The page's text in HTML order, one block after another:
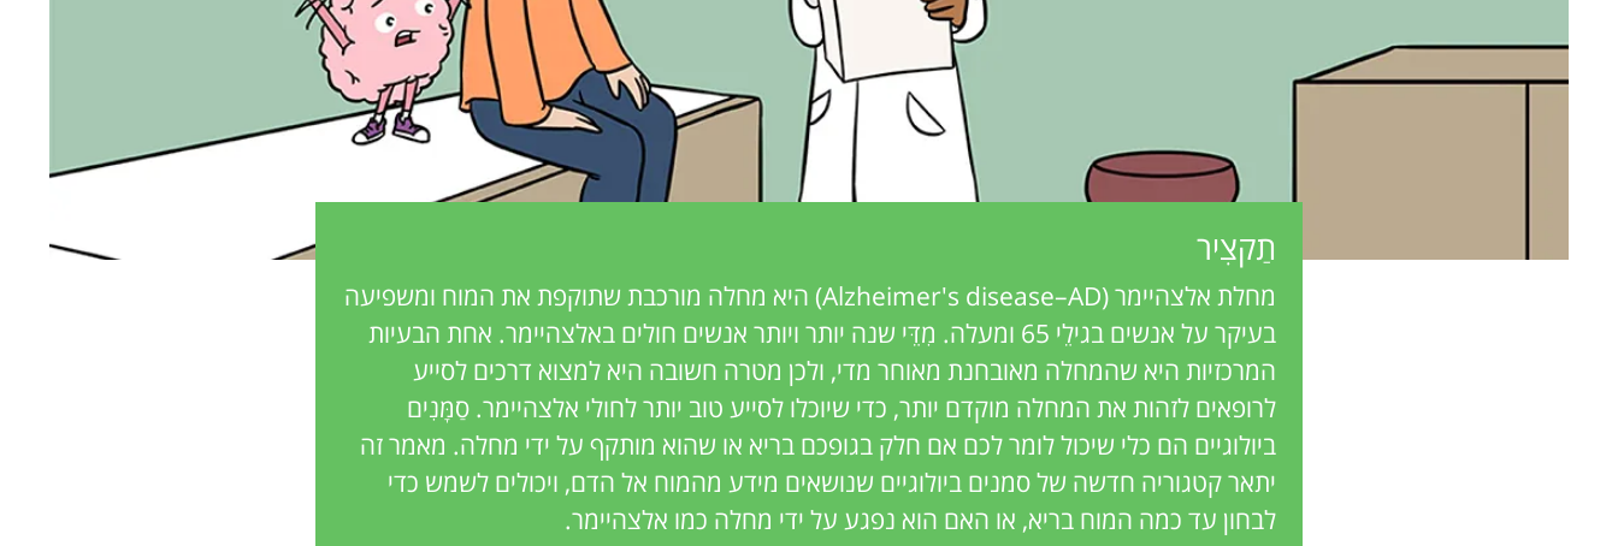
e
w
תַקצִיר
מחלת אלצהיימר (Alzheimer's disease–AD) היא מחלה מורכבת שתוקפת את המוח ומשפיעה
בעיקר על אנשים בגילֵי 65 ומעלה. מִדֵּי שנה יותר ויותר אנשים חולים באלצהיימר. אחת הבעיות
המרכזיות היא שהמחלה מאובחנת מאוחר מדי, ולכן מטרה חשובה היא למצוא דרכים לסייע
לרופאים לזהות את המחלה מוקדם יותר, כדי שיוכלו לסייע טוב יותר לחולי אלצהיימר. סַמָּנִים
ביולוגיים הם כלי שיכול לומר לכם אם חלק בגופכם בריא או שהוא מותקף על ידי מחלה. מאמר זה
יתאר קטגוריה חדשה של סמנים ביולוגיים שנושאים מידע מהמוח אל הדם, ויכולים לשמש כדי
לבחון עד כמה המוח בריא, או האם הוא נפגע על ידי מחלה כמו אלצהיימר.